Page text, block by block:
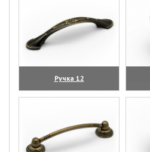
Ручка 12
(увеличить)